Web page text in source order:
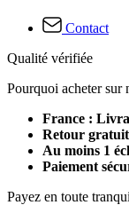
Contact
Qualité vérifiée
Pourquoi acheter sur
France :
Retour gratuit
Au moins 1
Paiement
Payez en toute